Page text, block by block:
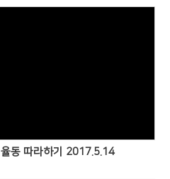
율동 따라하기 2017.5.14